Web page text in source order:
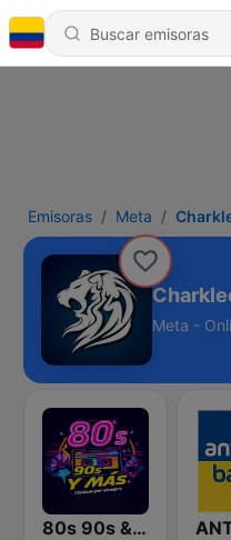
Emisoras Meta
Meta -
80s 90s & Más